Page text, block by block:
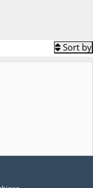
Sort by